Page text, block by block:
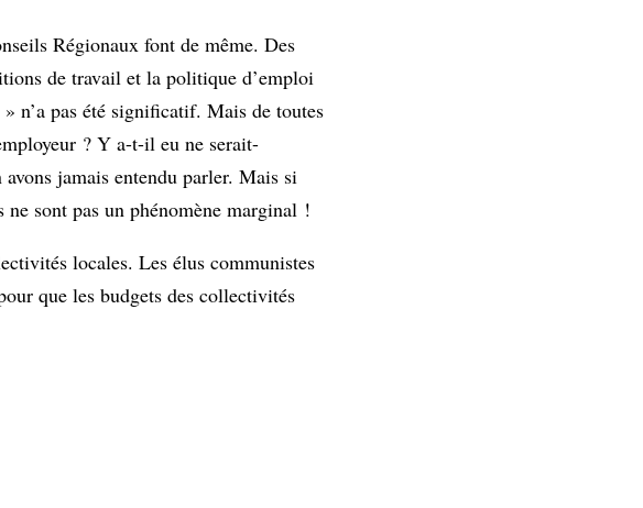
Régionaux font de même. Des
de travail et la politique d’emploi
n’a pas été significatif. Mais de toutes
? Y a-t-il eu ne serait-
jamais entendu parler. Mais si
sont pas un phénomène marginal !
locales. Les élus communistes
que les budgets des collectivités